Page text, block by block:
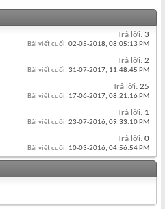
Trả lời: 3
Bài viết cuối: 02-05-2018, 08:05:13 PM
Trả lời: 2
Bài viết cuối: 31-07-2017, 11:48:45 PM
Trả lời: 25
Bài viết cuối: 17-06-2017, 08:21:16 PM
Trả lời: 1
Bài viết cuối: 23-07-2016, 09:33:10 PM
Trả lời: 0
Bài viết cuối: 10-03-2016, 04:56:54 PM